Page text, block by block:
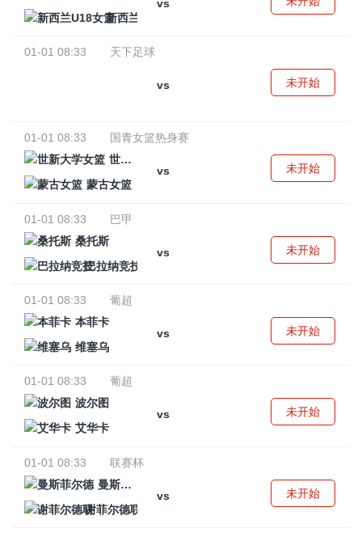
vs
新西兰U18女篮
01-01 08:33 天下足球
vs 未开始
01-01 08:33
国青女篮热身赛
世新大学女篮
vs
蒙古女篮
未开始
01-01 08:33
巴甲
桑托斯
vs
巴拉纳竞技
未开始
01-01 08:33
葡超
本菲卡
vs
维塞乌
未开始
01-01 08:33
葡超
波尔图
vs
艾华卡
未开始
01-01 08:33
联赛杯
曼斯菲尔德
vs
谢菲尔德联
未开始